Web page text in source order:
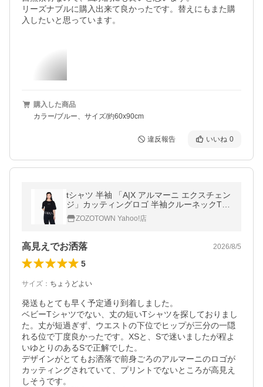
リーズナブルに購入出来て良かったです。替えにもまた購
入したいと思っています。
購入した商品
カラー/ブルー、サイズ/約60x90cm
違反報告 いいね 0
tシャツ 半袖 「A|X アルマーニ エクスチェン
ジ」カッティングロゴ 半袖クルーネックTシ
ャツ/CROPPED レディース
ZOZOTOWN Yahoo!店
高見えでお洒落 2026/8/5
5
サイズ ： ちょうどよい
発送もとても早く予定通り到着しました。
ベビーTシャツでない、丈の短いTシャツを探しておりまし
た。丈が短過ぎず、ウエストの下位でヒップが三分の一隠
れる位で丁度良かったです。XSと、Sで迷いましたが程よ
いゆとりのあるSで正解でした。
デザインがとてもお洒落で前身ごろのアルマーニのロゴが
カッティングされていて、プリントでないところが高見え
しそうです。